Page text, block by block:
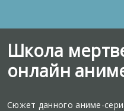
Школа
онлайн
Сюжет данного аниме-